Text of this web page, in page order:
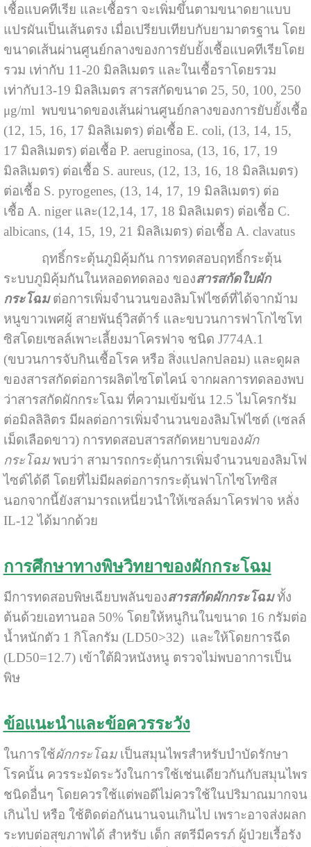
เชื้อแบคทีเรีย และเชื้อรา จะเพิ่มขึ้นตามขนาดยาแบบ
แปรผันเป็นเส้นตรง เมื่อเปรียบเทียบกับยามาตรฐาน โดย
ขนาดเส้นผ่านศูนย์กลางของการยับยั้งเชื้อแบคทีเรียโดย
รวม เท่ากับ 11-20 มิลลิเมตร และในเชื้อราโดยรวม
เท่ากับ13-19 มิลลิเมตร สารสกัดขนาด 25, 50, 100, 250
μg/ml พบขนาดของเส้นผ่านศูนย์กลางของการยับยั้งเชื้อ
(12, 15, 16, 17 มิลลิเมตร) ต่อเชื้อ E. coli, (13, 14, 15,
17 มิลลิเมตร) ต่อเชื้อ P. aeruginosa, (13, 16, 17, 19
มิลลิเมตร) ต่อเชื้อ S. aureus, (12, 13, 16, 18 มิลลิเมตร)
ต่อเชื้อ S. pyrogenes, (13, 14, 17, 19 มิลลิเมตร) ต่อ
เชื้อ A. niger และ(12,14, 17, 18 มิลลิเมตร) ต่อเชื้อ C.
albicans, (14, 15, 19, 21 มิลลิเมตร) ต่อเชื้อ A. clavatus
ฤทธิ์กระตุ้นภูมิคุ้มกัน การทดสอบฤทธิ์กระตุ้น
ระบบภูมิคุ้มกันในหลอดทดลอง ของสารสกัดใบผัก
กระโฉมต่อการเพิ่มจำนวนของลิมโฟไซต์ที่ได้จากม้าม
หนูขาวเพศผู้ สายพันธุ์วิสต้าร์ และขบวนการฟาโกไซโท
ซิสโดยเซลล์เพาะเลี้ยงมาโครฟาจ ชนิด J774A.1
(ขบวนการจับกินเชื้อโรค หรือ สิ่งแปลกปลอม) และดูผล
ของสารสกัดต่อการผลิตไซโตไคน์ จากผลการทดลองพบ
ว่าสารสกัดผักกระโฉม ที่ความเข้มข้น 12.5 ไมโครกรัม
ต่อมิลลิลิตร มีผลต่อการเพิ่มจำนวนของลิมโฟไซต์ (เซลล์
เม็ดเลือดขาว) การทดสอบสารสกัดหยาบของผัก
กระโฉมพบว่า สามารถกระตุ้นการเพิ่มจำนวนของลิมโฟ
ไซต์ได้ดี โดยที่ไม่มีผลต่อการกระตุ้นฟาโกไซโทซิส
นอกจากนี้ยังสามารถเหนี่ยวนำให้เซลล์มาโครฟาจ หลั่ง
IL-12 ได้มากด้วย
การศึกษาทางพิษวิทยาของผักกระโฉม
มีการทดสอบพิษเฉียบพลันของสารสกัดผักกระโฉม ทั้ง
ต้นด้วยเอทานอล 50% โดยให้หนูกินในขนาด 16 กรัมต่อ
น้ำหนักตัว 1 กิโลกรัม (LD50>32) และให้โดยการฉีด
(LD50=12.7) เข้าใต้ผิวหนังหนู ตรวจไม่พบอาการเป็น
พิษ
ข้อแนะนำและข้อควรระวัง
ในการใช้ผักกระโฉมเป็นสมุนไพรสำหรับบำบัดรักษา
โรคนั้น ควรระมัดระวังในการใช้เช่นเดียวกันกับสมุนไพร
ชนิดอื่นๆ โดยควรใช้แต่พอดีไม่ควรใช้ในปริมาณมากจน
เกินไป หรือ ใช้ติดต่อกันนานจนเกินไป เพราะอาจส่งผลก
ระทบต่อสุขภาพได้ สำหรับ เด็ก สตรีมีครรภ์ ผู้ป่วยเรื้อรัง